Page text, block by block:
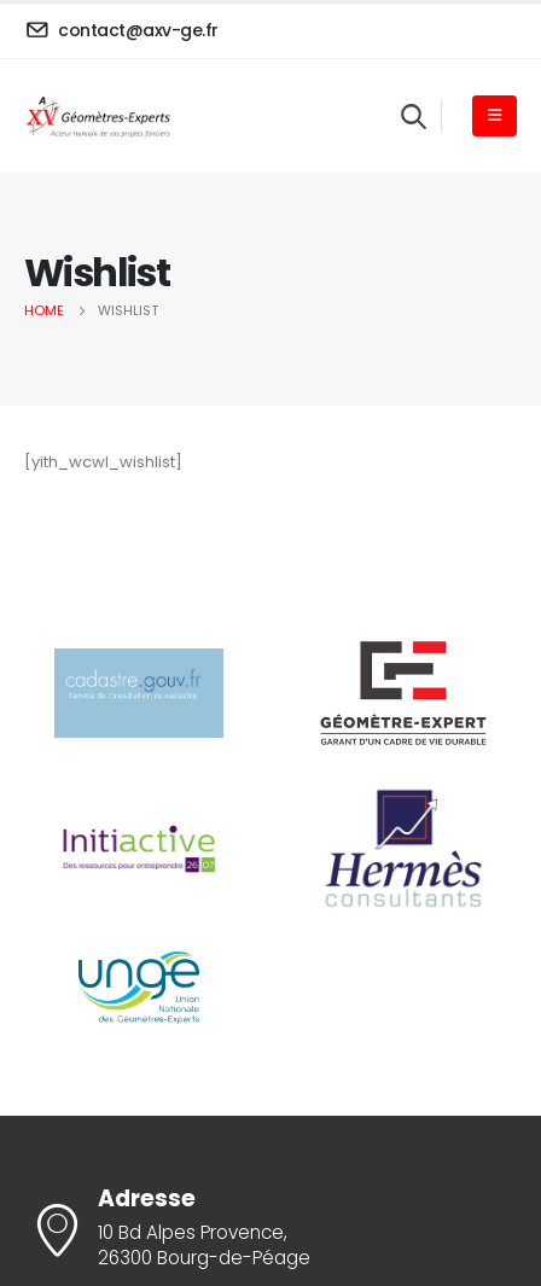
contact@axv-ge.fr
Wishlist
HOME WISHLIST
[yith_wcwl_wishlist]
Adresse
10 Bd Alpes Provence,
26300 Bourg-de-Péage